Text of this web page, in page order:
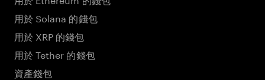
用於 Solana 的錢包
用於 XRP 的錢包
用於 Tether 的錢包
資產錢包